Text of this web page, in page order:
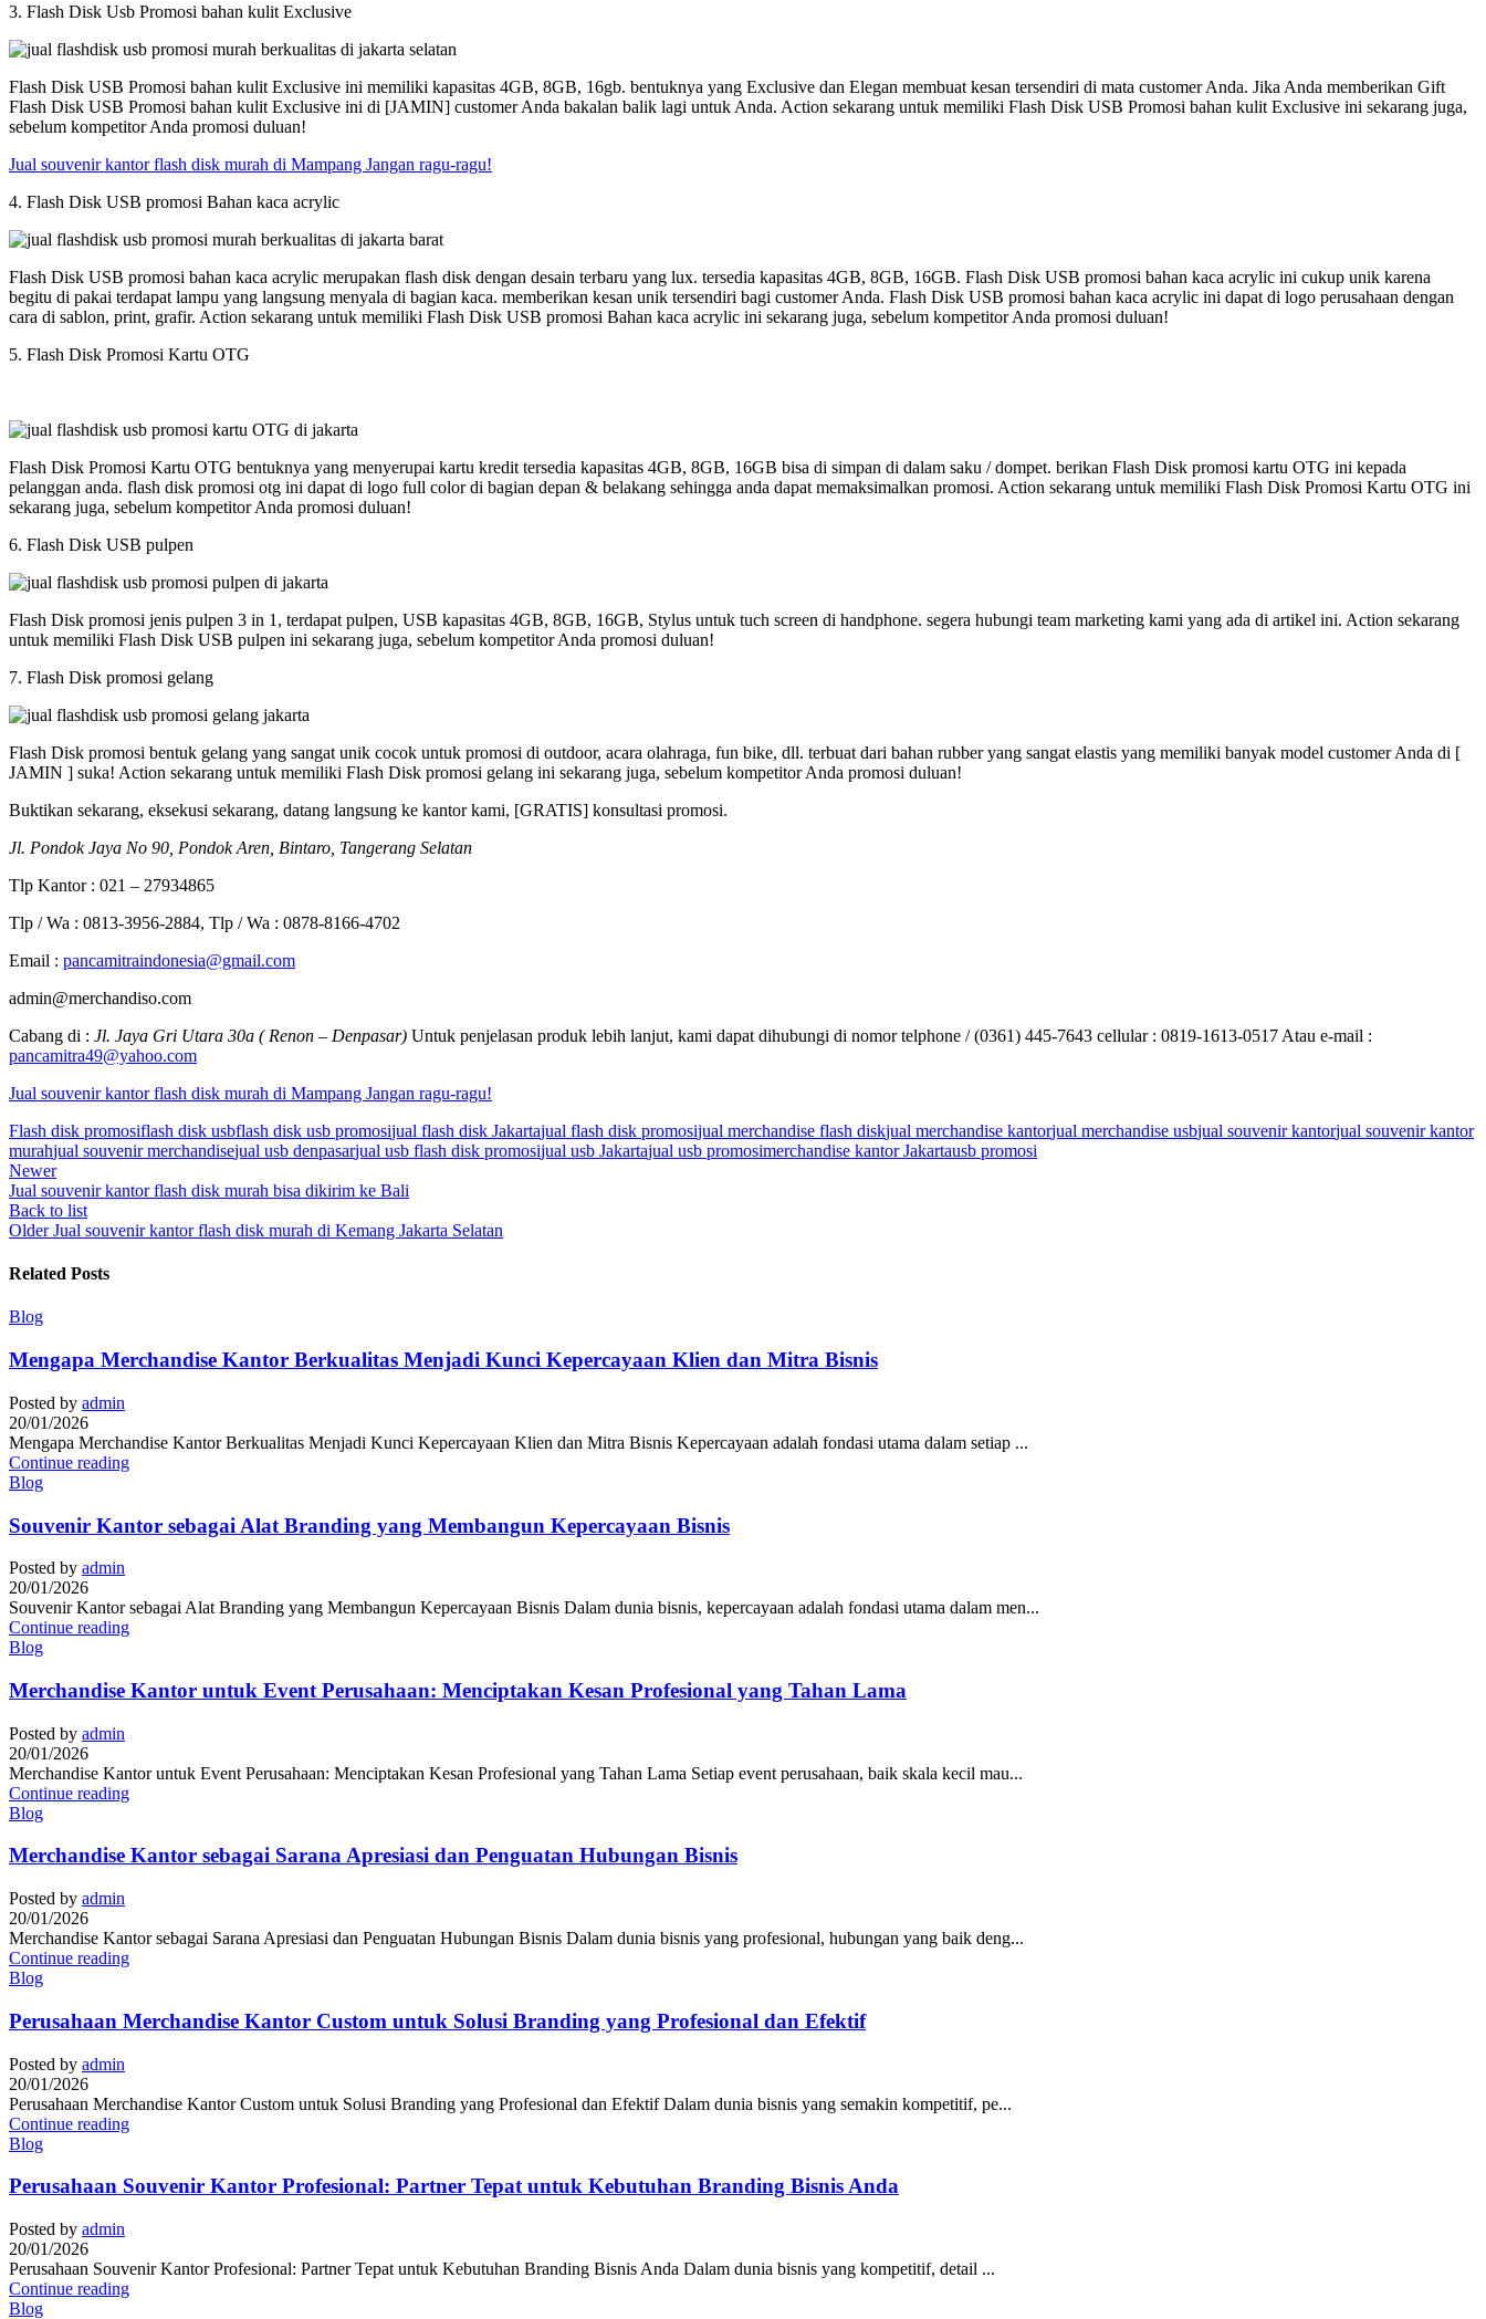
3. Flash Disk Usb Promosi bahan kulit Exclusive
Flash Disk USB Promosi bahan kulit Exclusive ini memiliki kapasitas 4GB, 8GB, 16gb. bentuknya yang Exclusive dan Elegan membuat kesan tersendiri di mata customer Anda. Jika Anda memberikan Gift
Flash Disk USB Promosi bahan kulit Exclusive ini di [JAMIN] customer Anda bakalan balik lagi untuk Anda. Action sekarang untuk memiliki Flash Disk USB Promosi bahan kulit Exclusive ini sekarang juga,
sebelum kompetitor Anda promosi duluan!
Jual souvenir kantor flash disk murah di Mampang Jangan ragu-ragu!
4. Flash Disk USB promosi Bahan kaca acrylic
Flash Disk USB promosi bahan kaca acrylic merupakan flash disk dengan desain terbaru yang lux. tersedia kapasitas 4GB, 8GB, 16GB. Flash Disk USB promosi bahan kaca acrylic ini cukup unik karena
begitu di pakai terdapat lampu yang langsung menyala di bagian kaca. memberikan kesan unik tersendiri bagi customer Anda. Flash Disk USB promosi bahan kaca acrylic ini dapat di logo perusahaan dengan
cara di sablon, print, grafir. Action sekarang untuk memiliki Flash Disk USB promosi Bahan kaca acrylic ini sekarang juga, sebelum kompetitor Anda promosi duluan!
5. Flash Disk Promosi Kartu OTG
Flash Disk Promosi Kartu OTG bentuknya yang menyerupai kartu kredit tersedia kapasitas 4GB, 8GB, 16GB bisa di simpan di dalam saku / dompet. berikan Flash Disk promosi kartu OTG ini kepada
pelanggan anda. flash disk promosi otg ini dapat di logo full color di bagian depan & belakang sehingga anda dapat memaksimalkan promosi. Action sekarang untuk memiliki Flash Disk Promosi Kartu OTG ini
sekarang juga, sebelum kompetitor Anda promosi duluan!
6. Flash Disk USB pulpen
Flash Disk promosi jenis pulpen 3 in 1, terdapat pulpen, USB kapasitas 4GB, 8GB, 16GB, Stylus untuk tuch screen di handphone. segera hubungi team marketing kami yang ada di artikel ini. Action sekarang
untuk memiliki Flash Disk USB pulpen ini sekarang juga, sebelum kompetitor Anda promosi duluan!
7. Flash Disk promosi gelang
Flash Disk promosi bentuk gelang yang sangat unik cocok untuk promosi di outdoor, acara olahraga, fun bike, dll. terbuat dari bahan rubber yang sangat elastis yang memiliki banyak model customer Anda di [
JAMIN ] suka! Action sekarang untuk memiliki Flash Disk promosi gelang ini sekarang juga, sebelum kompetitor Anda promosi duluan!
Buktikan sekarang, eksekusi sekarang, datang langsung ke kantor kami, [GRATIS] konsultasi promosi.
Jl. Pondok Jaya No 90, Pondok Aren, Bintaro, Tangerang Selatan
Tlp Kantor : 021 – 27934865
Tlp / Wa : 0813-3956-2884, Tlp / Wa : 0878-8166-4702
Email : pancamitraindonesia@gmail.com
admin@merchandiso.com
Cabang di : Jl. Jaya Gri Utara 30a ( Renon – Denpasar) Untuk penjelasan produk lebih lanjut, kami dapat dihubungi di nomor telphone / (0361) 445-7643 cellular : 0819-1613-0517 Atau e-mail :
pancamitra49@yahoo.com
Jual souvenir kantor flash disk murah di Mampang Jangan ragu-ragu!
Flash disk promosiflash disk usbflash disk usb promosijual flash disk Jakartajual flash disk promosijual merchandise flash diskjual merchandise kantorjual merchandise usbjual souvenir kantorjual souvenir kantor
murahjual souvenir merchandisejual usb denpasarjual usb flash disk promosijual usb Jakartajual usb promosimerchandise kantor Jakartausb promosi
Newer
Jual souvenir kantor flash disk murah bisa dikirim ke Bali
Back to list
Older Jual souvenir kantor flash disk murah di Kemang Jakarta Selatan
Related Posts
Blog
Mengapa Merchandise Kantor Berkualitas Menjadi Kunci Kepercayaan Klien dan Mitra Bisnis
Posted by admin
20/01/2026
Mengapa Merchandise Kantor Berkualitas Menjadi Kunci Kepercayaan Klien dan Mitra Bisnis Kepercayaan adalah fondasi utama dalam setiap ...
Continue reading
Blog
Souvenir Kantor sebagai Alat Branding yang Membangun Kepercayaan Bisnis
Posted by admin
20/01/2026
Souvenir Kantor sebagai Alat Branding yang Membangun Kepercayaan Bisnis Dalam dunia bisnis, kepercayaan adalah fondasi utama dalam men...
Continue reading
Blog
Merchandise Kantor untuk Event Perusahaan: Menciptakan Kesan Profesional yang Tahan Lama
Posted by admin
20/01/2026
Merchandise Kantor untuk Event Perusahaan: Menciptakan Kesan Profesional yang Tahan Lama Setiap event perusahaan, baik skala kecil mau...
Continue reading
Blog
Merchandise Kantor sebagai Sarana Apresiasi dan Penguatan Hubungan Bisnis
Posted by admin
20/01/2026
Merchandise Kantor sebagai Sarana Apresiasi dan Penguatan Hubungan Bisnis Dalam dunia bisnis yang profesional, hubungan yang baik deng...
Continue reading
Blog
Perusahaan Merchandise Kantor Custom untuk Solusi Branding yang Profesional dan Efektif
Posted by admin
20/01/2026
Perusahaan Merchandise Kantor Custom untuk Solusi Branding yang Profesional dan Efektif Dalam dunia bisnis yang semakin kompetitif, pe...
Continue reading
Blog
Perusahaan Souvenir Kantor Profesional: Partner Tepat untuk Kebutuhan Branding Bisnis Anda
Posted by admin
20/01/2026
Perusahaan Souvenir Kantor Profesional: Partner Tepat untuk Kebutuhan Branding Bisnis Anda Dalam dunia bisnis yang kompetitif, detail ...
Continue reading
Blog